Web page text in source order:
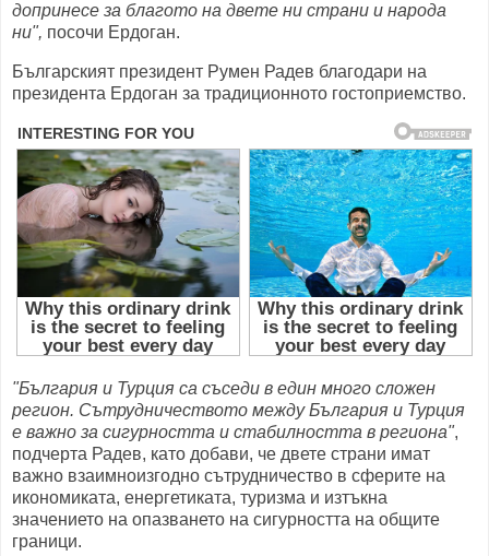
допринесе за благото на двете ни страни и народа
ни", посочи Ердоган.
Българският президент Румен Радев благодари на
президента Ердоган за традиционното гостоприемство.
"България и Турция са съседи в един много сложен
регион. Сътрудничеството между България и Турция
е важно за сигурността и стабилността в региона",
подчерта Радев, като добави, че двете страни имат
важно взаимноизгодно сътрудничество в сферите на
икономиката, енергетиката, туризма и изтъкна
значението на опазването на сигурността на общите
граници.